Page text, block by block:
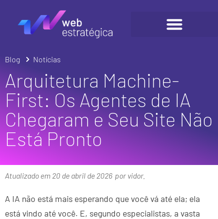
Blog Notícias
Arquitetura Machine-
First: Os Agentes de IA
Chegaram e Seu Site Não
Está Pronto
Atualizado em 20 de abril de 2026 por vidor.
A IA não está mais esperando que você vá até ela; ela
está vindo até você. E, segundo especialistas, a vasta